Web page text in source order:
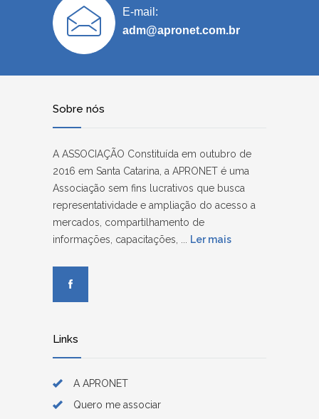
E-mail:
adm@apronet.com.br
Sobre nós
A ASSOCIAÇÃO Constituída em outubro de
2016 em Santa Catarina, a APRONET é uma
Associação sem fins lucrativos que busca
representatividade e ampliação do acesso a
mercados, compartilhamento de
informações, capacitações, ...
Ler mais
Links
A APRONET
Quero me associar